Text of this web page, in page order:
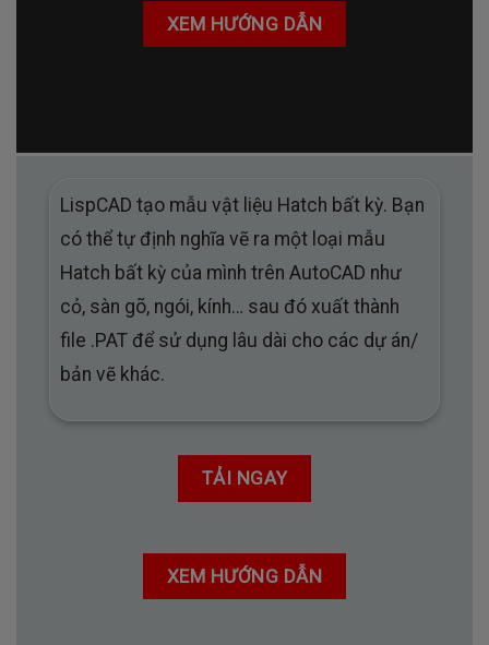
XEM HƯỚNG DẪN
LispCAD tạo mẫu vật liệu Hatch bất kỳ. Bạn
có thể tự định nghĩa vẽ ra một loại mẫu
Hatch bất kỳ của mình trên AutoCAD như
cỏ, sàn gõ, ngói, kính… sau đó xuất thành
file .PAT để sử dụng lâu dài cho các dự án/
bản vẽ khác.
TẢI NGAY
XEM HƯỚNG DẪN